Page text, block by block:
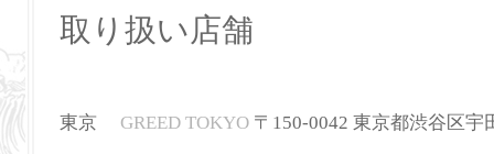
取り扱い店舗
東京 GREED TOKYO 〒150-0042 東京都渋谷区宇